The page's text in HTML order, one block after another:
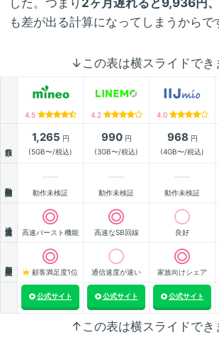
した。つまり 2ヶ月遅れると9,936円
も差が出る計算になってしまうからで
↓この表は横スライドでき
4.5 4.2 4.0
1,265 円
(5GB〜/税込)
990円
(3GB〜/税込)
968 円
(4GB〜/税込)
動作未検証 動作未検証 動作未検証
高速バースト機能 高速なSB回線 良好
顧客満足度1位 通信速度が速い 家族向けシェア
公式サイト 公式サイト 公式サイト
↑この表は横スライドでき